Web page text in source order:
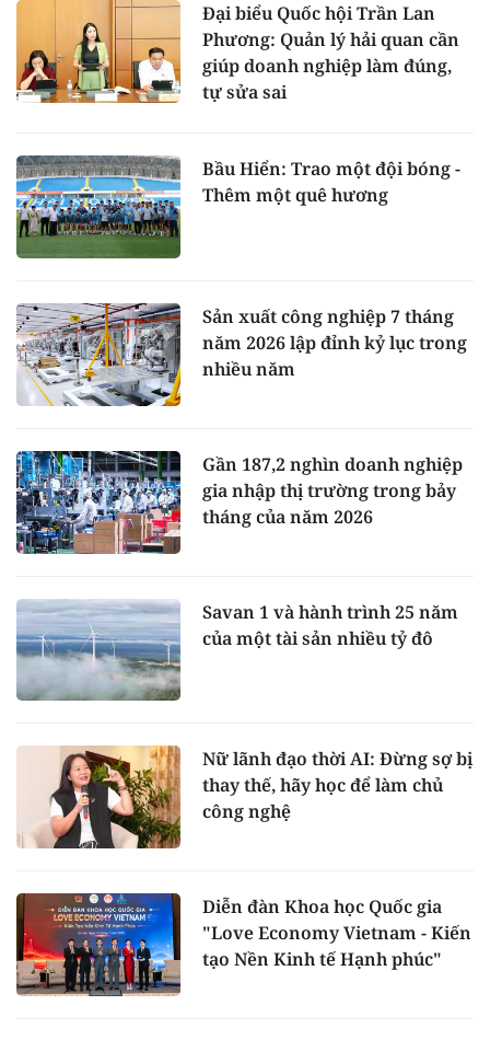
Đại biểu Quốc hội Trần Lan
Phương: Quản lý hải quan cần
giúp doanh nghiệp làm đúng,
tự sửa sai
Bầu Hiển: Trao một đội bóng -
Thêm một quê hương
Sản xuất công nghiệp 7 tháng
năm 2026 lập đỉnh kỷ lục trong
nhiều năm
Gần 187,2 nghìn doanh nghiệp
gia nhập thị trường trong bảy
tháng của năm 2026
Savan 1 và hành trình 25 năm
của một tài sản nhiều tỷ đô
Nữ lãnh đạo thời AI: Đừng sợ bị
thay thế, hãy học để làm chủ
công nghệ
Diễn đàn Khoa học Quốc gia
"Love Economy Vietnam - Kiến
tạo Nền Kinh tế Hạnh phúc"